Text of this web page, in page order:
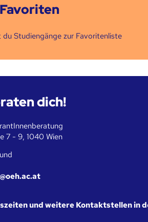
du Studiengänge zur Favoritenliste
dich!
7 - 9, 1040 Wien
und weitere Kontaktstellen in